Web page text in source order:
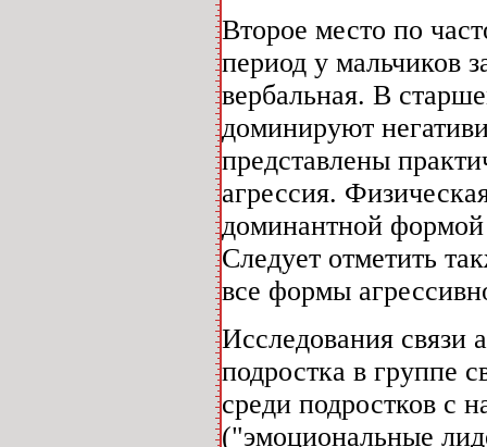
Второе место по
период у мальчиков
вербальная. В
доминируют
представлены
агрессия.
доминантной формой
Следует отметить
все формы
Исследования связи
подростка в группе
среди подростков с
("эмоциональные